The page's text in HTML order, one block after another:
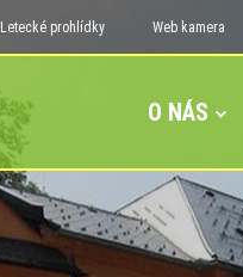
Letecké prohlídky Web kamera
O NÁS